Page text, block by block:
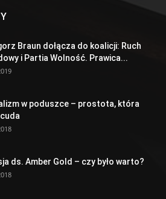
Braun dołącza do koalicji: Ruch
i Partia Wolność. Prawica...
w poduszce – prostota, która
ds. Amber Gold – czy było warto?